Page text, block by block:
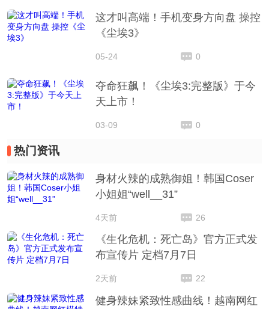
这才叫高端！手机变身方向盘 操控
《尘埃3》
05-24 0
夺命狂飙！《尘埃3:完整版》于今
天上市！
03-09 0
热门资讯
身材火辣的成熟御姐！韩国Coser
小姐姐“well__31”
4天前 26
《生化危机：死亡岛》官方正式发
布宣传片 定档7月7日
2天前 22
健身辣妹紧致性感曲线！越南网红